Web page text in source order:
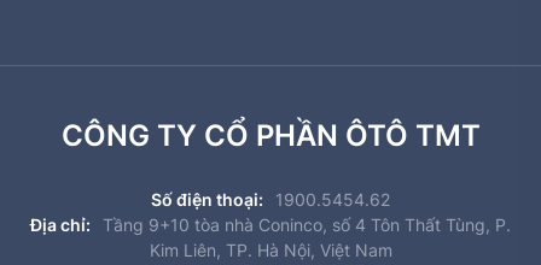
CÔNG TY CỔ PHẦN ÔTÔ TMT
Số điện thoại:
1900.5454.62
Địa chỉ:
Tầng 9+10 tòa nhà Coninco, số 4 Tôn Thất Tùng, P.
Kim Liên, TP. Hà Nội, Việt Nam